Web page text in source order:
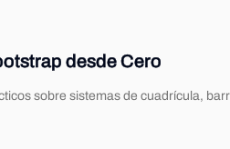
desde Cero
sobre sistemas de cuadrícula,